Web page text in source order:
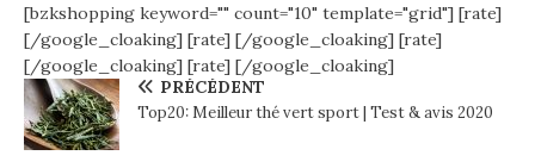
[bzkshopping keyword="" count="10" template="grid"] [rate]
[/google_cloaking] [rate] [/google_cloaking] [rate]
[/google_cloaking] [rate] [/google_cloaking]
PRÉCÉDENT
Top20: Meilleur thé vert sport | Test & avis 2020